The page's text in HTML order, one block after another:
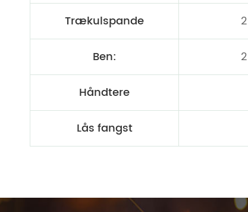
Trækulspande
Ben:
Håndtere
Lås fangst